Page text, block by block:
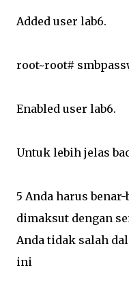
Added user lab6.
root~root#
Enabled user lab6.
Untuk lebih jelas
5 Anda harus
dimaksut dengan
Anda tidak salah
ini